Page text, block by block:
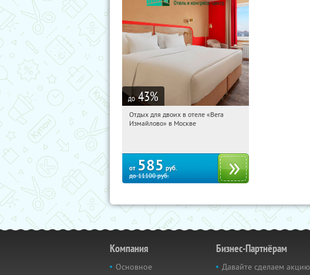
до 43%
00:05:21 Купили:
Отдых для двоих в отеле «Вега
Измайлово» в Москве
от 585 руб.
до11100руб.
Компания
Основное
Бизнес-Партнёрам
Давайте сделаем